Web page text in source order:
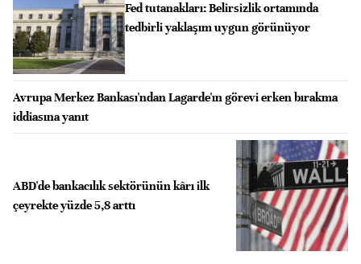
Fed tutanakları: Belirsizlik ortamında
tedbirli yaklaşım uygun görünüyor
Avrupa Merkez Bankası'ndan Lagarde'ın görevi erken bırakma
iddiasına yanıt
ABD'de bankacılık sektörünün kârı ilk
çeyrekte yüzde 5,8 arttı